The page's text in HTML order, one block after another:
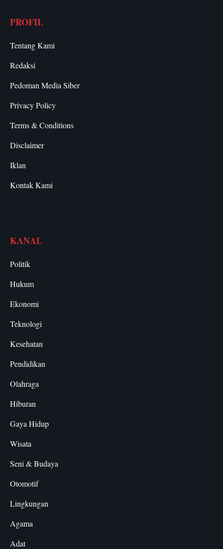
PROFIL
Tentang Kami
Redaksi
Pedoman Media Siber
Privacy Policy
Terms & Conditions
Disclaimer
Iklan
Kontak Kami
KANAL
Politik
Hukum
Ekonomi
Teknologi
Kesehatan
Pendidikan
Olahraga
Hiburan
Gaya Hidup
Wisata
Seni & Budaya
Otomotif
Lingkungan
Agama
Adat